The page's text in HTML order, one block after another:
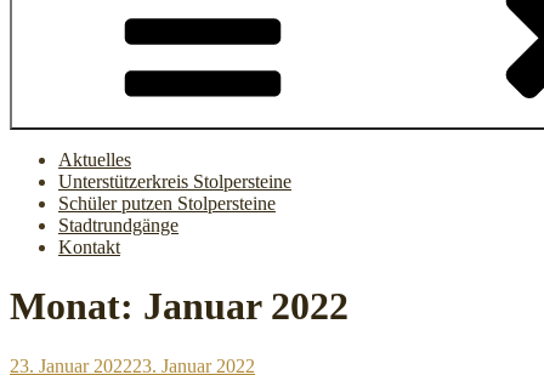
Aktuelles
Unterstützerkreis Stolpersteine
Schüler putzen Stolpersteine
Stadtrundgänge
Kontakt
Monat: Januar 2022
Veröffentlicht
23. Januar 202223. Januar 2022